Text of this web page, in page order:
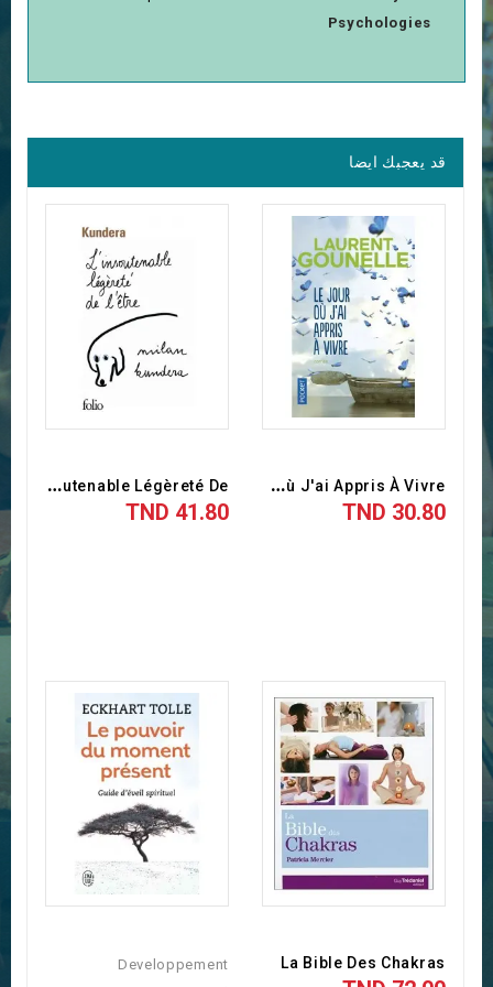
Psychologies
قد يعجبك ايضا
L
'insoutenable Légèreté De...
41.80 TND
L
E Jour Où J'ai Appris À Vivre
30.80 TND
Developpement
La Bible Des Chakras